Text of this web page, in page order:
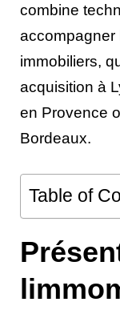
combine
accompagner
immobiliers,
acquisition à
en Provence
Bordeaux.
Table of